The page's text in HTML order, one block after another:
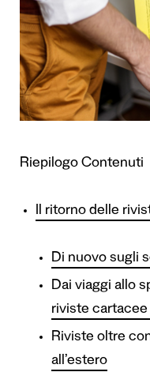
Riepilogo Contenuti
Il ritorno delle
Di nuovo sugli
Dai viaggi allo
riviste cartacee
Riviste oltre
all’estero